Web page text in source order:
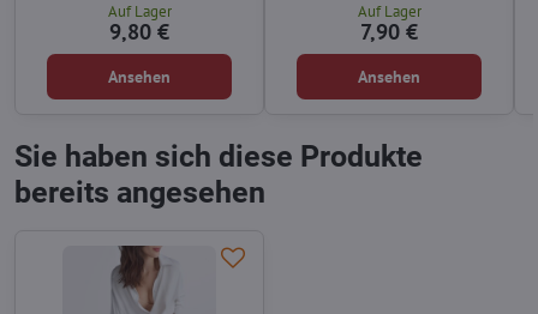
Auf Lager
9,80 €
Ansehen
Auf Lager
7,90 €
Ansehen
Sie haben sich diese Produkte
bereits angesehen